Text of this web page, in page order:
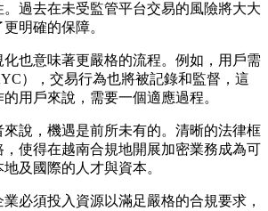
過去在未受監管平台交易的風險將大大
明確的保障。
化也意味著更嚴格的流程。例如，用戶需
），交易行為也將被記錄和監督，這
用戶來說，需要一個適應過程。
來說 ，機遇是前所未有的。清晰的法律框
使得在越南合規地開展加密業務成為可
及國際的人才與資本。
業必須投入資源以滿足嚴格的合規要求，